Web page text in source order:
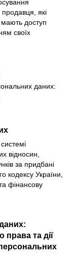
які
доступ
своїх
даних:
відносин,
за придбані
кодексу України,
фінансову
та дії